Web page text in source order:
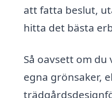
att fatta beslut,
hitta det bästa
Så oavsett om
egna grönsaker,